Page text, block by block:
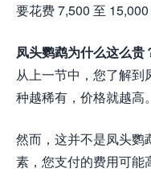
要花费 7,500 至 15,000
凤头鹦鹉为什么这么
从上一节中，您了解到
种越稀有，价格就越高。
然而，这并不是凤头鹦
素，您支付的费用可能